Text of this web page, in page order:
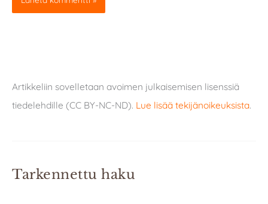
Artikkeliin sovelletaan avoimen julkaisemisen lisenssiä
tiedelehdille (CC BY-NC-ND). Lue lisää tekijänoikeuksista.
Tarkennettu haku